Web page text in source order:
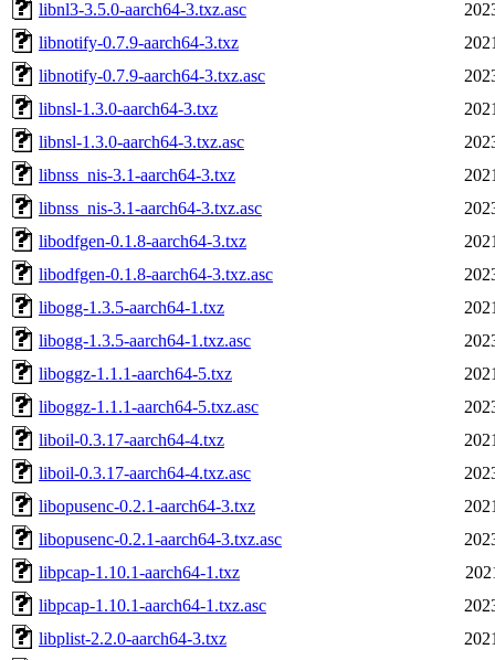
libnl3-3.5.0-aarch64-3.txz.asc
libnotify-0.7.9-aarch64-3.txz
libnotify-0.7.9-aarch64-3.txz.asc
libnsl-1.3.0-aarch64-3.txz
libnsl-1.3.0-aarch64-3.txz.asc
libnss_nis-3.1-aarch64-3.txz
libnss_nis-3.1-aarch64-3.txz.asc
libodfgen-0.1.8-aarch64-3.txz
libodfgen-0.1.8-aarch64-3.txz.asc
libogg-1.3.5-aarch64-1.txz
libogg-1.3.5-aarch64-1.txz.asc
liboggz-1.1.1-aarch64-5.txz
liboggz-1.1.1-aarch64-5.txz.asc
liboil-0.3.17-aarch64-4.txz
liboil-0.3.17-aarch64-4.txz.asc
libopusenc-0.2.1-aarch64-3.txz
libopusenc-0.2.1-aarch64-3.txz.asc
libpcap-1.10.1-aarch64-1.txz
libpcap-1.10.1-aarch64-1.txz.asc
libplist-2.2.0-aarch64-3.txz